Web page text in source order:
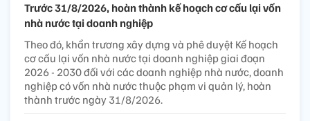
Trước 31/8/2026, hoàn thành kế hoạch cơ cấu lại vốn
nhà nước tại doanh nghiệp
Theo đó, khẩn trương xây dựng và phê duyệt Kế hoạch
cơ cấu lại vốn nhà nước tại doanh nghiệp giai đoạn
2026 - 2030 đối với các doanh nghiệp nhà nước, doanh
nghiệp có vốn nhà nước thuộc phạm vi quản lý, hoàn
thành trước ngày 31/8/2026.